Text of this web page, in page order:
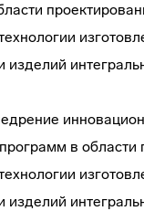
изделий
в области
изделий